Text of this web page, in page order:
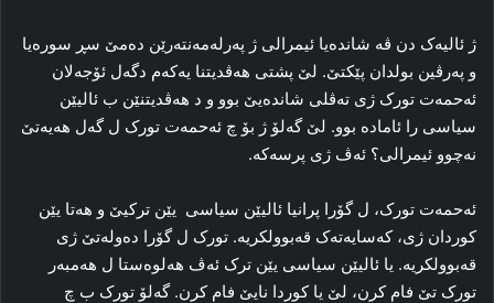
ژ ئالیه‌ک دن ڤه‌ شاندەیا ئیمرالی ژ پەرله‌مه‌نته‌رێن ده‌مێ سڕ سوره‌یا
و په‌رڤین بولدان پێکتێ. لێ پشتی هه‌ڤدیتنا یه‌که‌م دگه‌ل ئۆجەلان
ئەحمه‌ت تورک ژی ته‌ڤلی شاندەیێ بوو و د هه‌ڤدیتنێن ب ئالیێن
سیاسی را ئاماده‌ بوو. لێ گه‌لۆ ژ بۆ چ ئەحمه‌ت تورک ل گه‌ل هه‌یه‌تێ
نه‌چوو ئیمرالی؟ ئه‌ڤ ژی پرسه‌که‌.
ئەحمه‌ت تورک، ل گۆرا پرانیا ئالیێن سیاسی یێن ترکیێ‌ و هه‌تا یێن
کوردان ژی، که‌سایه‌ته‌ک قەبوولکریە‌. تورک ل گۆرا ده‌وله‌تێ ژی
قەبوولکریە. یا ئالیێن سیاسی یێن ترک ئه‌ڤ هه‌لوه‌ستا ل هەمبه‌ر
تورک تێ فام کرن، لێ یا کوردا نایێ فام کرن. گه‌لۆ تورک ب چ